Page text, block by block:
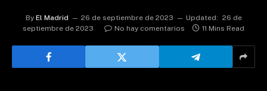
By El Madrid 26 de septiembre de 2023 Updated: 26 de
septiembre de 2023
No hay comentarios 11 Mins Read